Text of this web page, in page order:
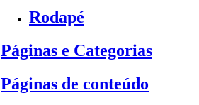
Rodapé
Páginas e Categorias
Páginas de conteúdo